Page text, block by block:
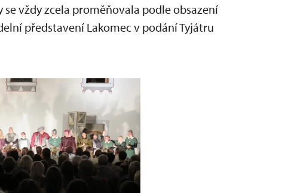
se vždy zcela proměňovala podle obsazení
představení Lakomec v podání Tyjátru